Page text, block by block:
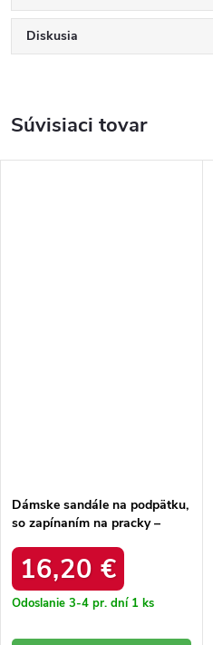
Diskusia
Súvisiaci tovar
Dámske sandále na podpätku,
so zapínaním na pracky –
JEANS
16,20 €
Odoslanie 3-4 pr. dní 1 ks